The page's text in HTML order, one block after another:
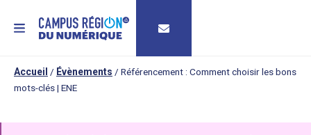
MENU
Accueil / Évènements / Référencement : Comment choisir les bons
mots-clés | ENE